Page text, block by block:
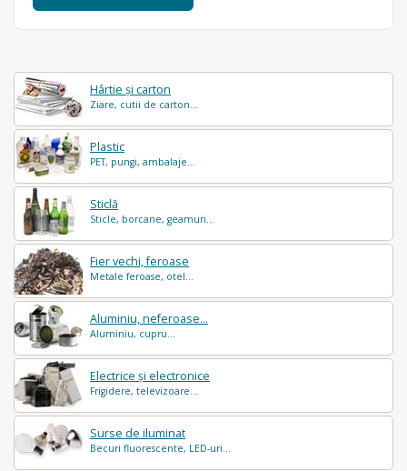
Hârtie și carton
Ziare, cutii de carton...
Plastic
PET, pungi, ambalaje...
Sticlă
Sticle, borcane, geamuri...
Fier vechi, feroase
Metale feroase, otel...
Aluminiu, neferoase...
Aluminiu, cupru...
Electrice și electronice
Frigidere, televizoare...
Surse de iluminat
Becuri fluorescente, LED-uri...